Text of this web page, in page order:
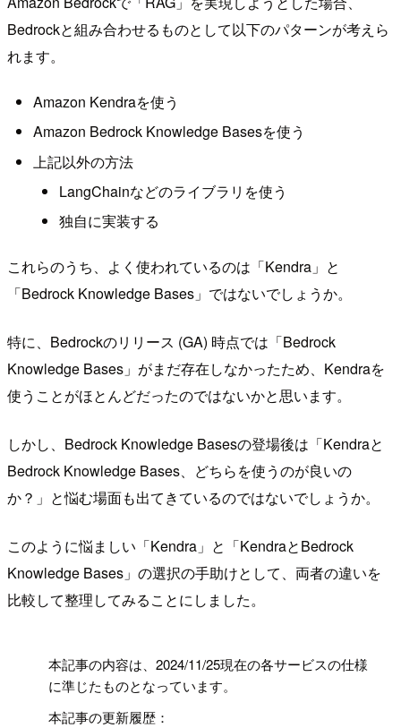
Bedrockと組み合わせるものとして以下のパターンが考えら
れます。
Amazon Kendraを使う
Amazon Bedrock Knowledge Basesを使う
上記以外の方法
LangChainなどのライブラリを使う
独自に実装する
これらのうち、よく使われているのは「Kendra」と
「Bedrock Knowledge Bases」ではないでしょうか。
特に、Bedrockのリリース (GA) 時点では「Bedrock
Knowledge Bases」がまだ存在しなかったため、Kendraを
使うことがほとんどだったのではないかと思います。
しかし、Bedrock Knowledge Basesの登場後は「Kendraと
Bedrock Knowledge Bases、どちらを使うのが良いの
か？」と悩む場面も出てきているのではないでしょうか。
このように悩ましい「Kendra」と「KendraとBedrock
Knowledge Bases」の選択の手助けとして、両者の違いを
比較して整理してみることにしました。
本記事の内容は、2024/11/25現在の各サービスの仕様
に準じたものとなっています。
本記事の更新履歴：